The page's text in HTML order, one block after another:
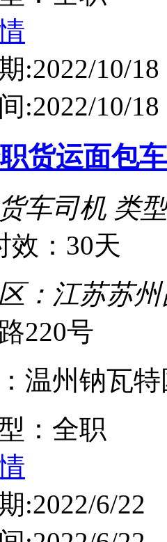
:2022/10/18
:2022/10/18
货运面包
车司机 类
：30天
：江苏苏
220号
温州钠瓦
：全职
:2022/6/22